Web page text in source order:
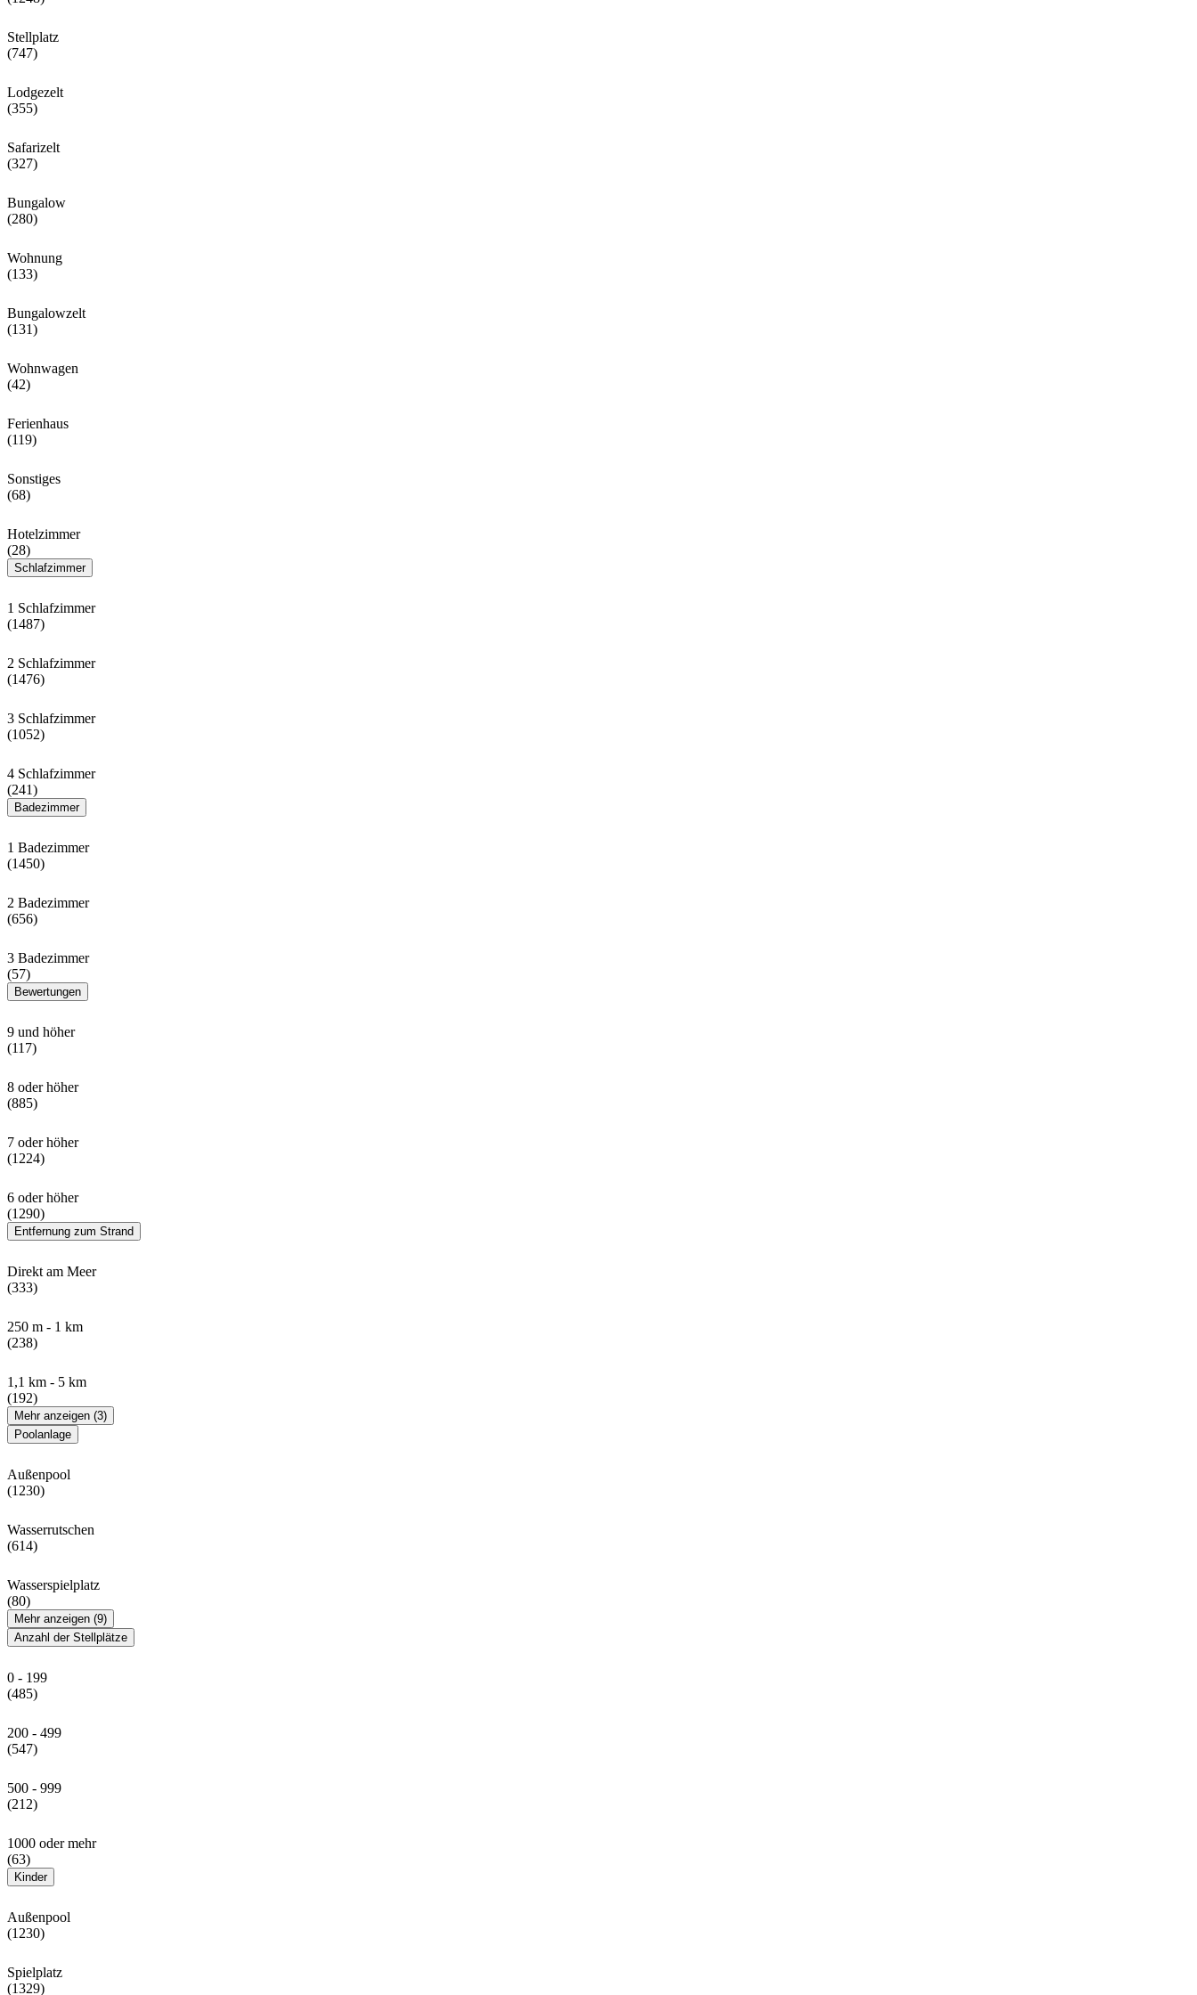
Stellplatz
(747)
Lodgezelt
(355)
Safarizelt
(327)
Bungalow
(280)
Wohnung
(133)
Bungalowzelt
(131)
Wohnwagen
(42)
Ferienhaus
(119)
Sonstiges
(68)
Hotelzimmer
(28)
Schlafzimmer
1 Schlafzimmer
(1487)
2 Schlafzimmer
(1476)
3 Schlafzimmer
(1052)
4 Schlafzimmer
(241)
Badezimmer
1 Badezimmer
(1450)
2 Badezimmer
(656)
3 Badezimmer
(57)
Bewertungen
9 und höher
(117)
8 oder höher
(885)
7 oder höher
(1224)
6 oder höher
(1290)
Entfernung zum Strand
Direkt am Meer
(333)
250 m - 1 km
(238)
1,1 km - 5 km
(192)
Mehr anzeigen (3)
Poolanlage
Außenpool
(1230)
Wasserrutschen
(614)
Wasserspielplatz
(80)
Mehr anzeigen (9)
Anzahl der Stellplätze
0 - 199
(485)
200 - 499
(547)
500 - 999
(212)
1000 oder mehr
(63)
Kinder
Außenpool
(1230)
Spielplatz
(1329)